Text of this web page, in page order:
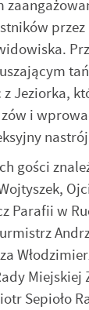
z Jeziorka,
i
gości
Parafii w
Miejskiej
Sepioło
lub firm
dostawców